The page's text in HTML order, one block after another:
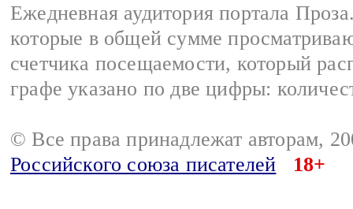
Ежедневная аудитория портала
которые в общей сумме
счетчика посещаемости, который
графе указано по две цифры:
© Все права принадлежат авторам,
Российского союза писателей
18+